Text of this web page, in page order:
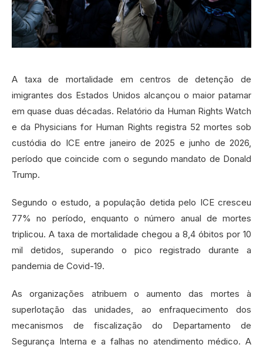
A taxa de mortalidade em centros de detenção de
imigrantes dos Estados Unidos alcançou o maior patamar
em quase duas décadas. Relatório da Human Rights Watch
e da Physicians for Human Rights registra 52 mortes sob
custódia do ICE entre janeiro de 2025 e junho de 2026,
período que coincide com o segundo mandato de Donald
Trump.
Segundo o estudo, a população detida pelo ICE cresceu
77% no período, enquanto o número anual de mortes
triplicou. A taxa de mortalidade chegou a 8,4 óbitos por 10
mil detidos, superando o pico registrado durante a
pandemia de Covid-19.
As organizações atribuem o aumento das mortes à
superlotação das unidades, ao enfraquecimento dos
mecanismos de fiscalização do Departamento de
Segurança Interna e a falhas no atendimento médico. A